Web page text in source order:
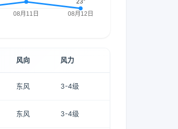
风向 风力
东风 3-4级
东风 3-4级